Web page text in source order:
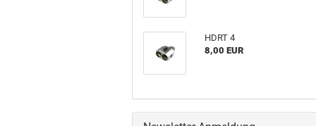
HDRT 4
8,00 EUR